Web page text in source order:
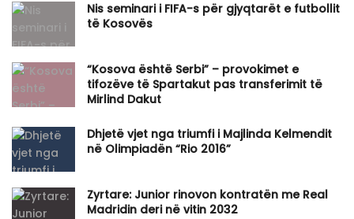
Nis seminari i FIFA-s për gjyqtarët e futbollit
të Kosovës
“Kosova është Serbi” – provokimet e
tifozëve të Spartakut pas transferimit të
Mirlind Dakut
Dhjetë vjet nga triumfi i Majlinda Kelmendit
në Olimpiadën “Rio 2016”
Zyrtare: Junior rinovon kontratën me Real
Madridin deri në vitin 2032